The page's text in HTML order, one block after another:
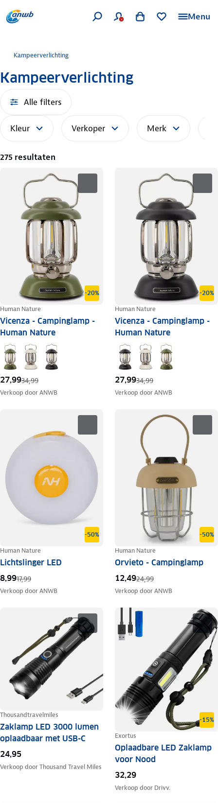
Menu
Kampeerverlichting
Kampeerverlichting
Alle filters
Kleur Verkoper Merk
275 resultaten
-20%
Human Nature
Vicenza - Campinglamp -
Human Nature
27,9934,99
Verkoop doorANWB
-20%
Human Nature
Vicenza - Campinglamp -
Human Nature
27,9934,99
Verkoop doorANWB
-50%
Human Nature
Lichtslinger LED
8,9917,99
Verkoop doorANWB
-50%
Human Nature
Orvieto - Campinglamp
12,4924,99
Verkoop doorANWB
Thousandtravelmiles
Zaklamp LED 3000 lumen
oplaadbaar met USB-C
24,95
Verkoop doorThousand Travel Miles
-15%
Exortus
Oplaadbare LED Zaklamp
voor Nood
32,29
Verkoop door Drivv.